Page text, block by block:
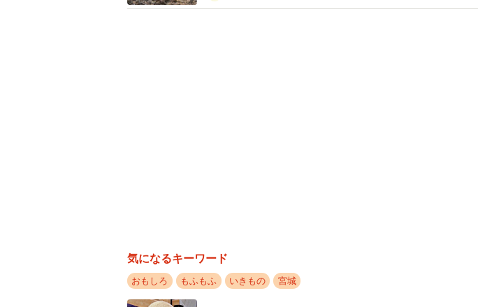
気になるキーワード
おもしろ もふもふ いきもの 宮城